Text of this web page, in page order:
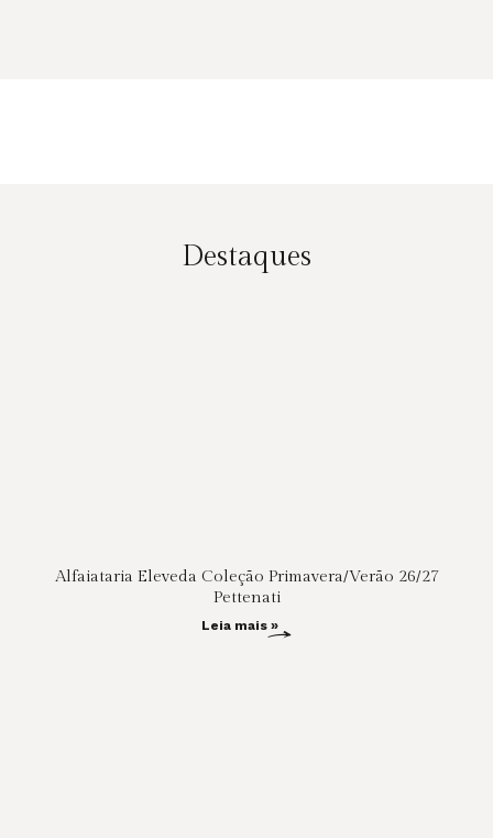
Destaques
Alfaiataria Eleveda Coleção Primavera/Verão 26/27
Pettenati
Leia mais »